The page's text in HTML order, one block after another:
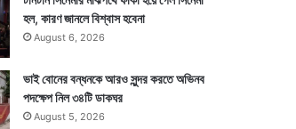
হল, কারণ জানলে বিশ্বাস হবেনা
August 6, 2026
ভাই বোনের বন্ধনকে আরও সুন্দর করতে অভিনব
পদক্ষেপ নিল ৩৪টি ডাকঘর
August 5, 2026